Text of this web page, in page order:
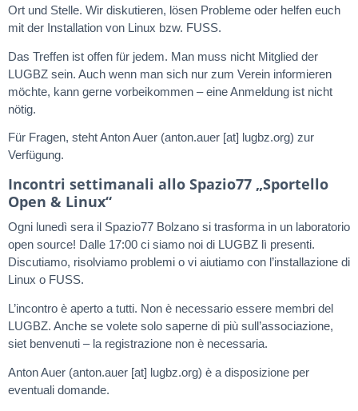
Ort und Stelle. Wir diskutieren, lösen Probleme oder helfen euch
mit der Installation von Linux bzw. FUSS.
Das Treffen ist offen für jedem. Man muss nicht Mitglied der
LUGBZ sein. Auch wenn man sich nur zum Verein informieren
möchte, kann gerne vorbeikommen – eine Anmeldung ist nicht
nötig.
Für Fragen, steht Anton Auer (anton.auer [at] lugbz.org) zur
Verfügung.
Incontri settimanali allo Spazio77 „Sportello
Open & Linux“
Ogni lunedì sera il Spazio77 Bolzano si trasforma in un laboratorio
open source! Dalle 17:00 ci siamo noi di LUGBZ lì presenti.
Discutiamo, risolviamo problemi o vi aiutiamo con l’installazione di
Linux o FUSS.
L’incontro è aperto a tutti. Non è necessario essere membri del
LUGBZ. Anche se volete solo saperne di più sull’associazione,
siet benvenuti – la registrazione non è necessaria.
Anton Auer (anton.auer [at] lugbz.org) è a disposizione per
eventuali domande.